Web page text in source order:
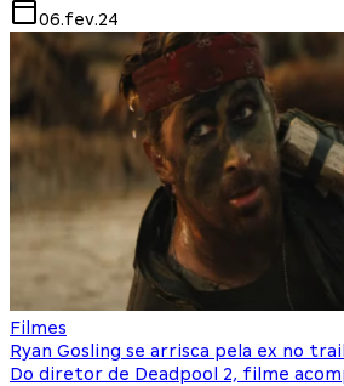
06.fev.24
Filmes
Ryan Gosling se arrisca pela ex no
Do diretor de Deadpool 2, filme